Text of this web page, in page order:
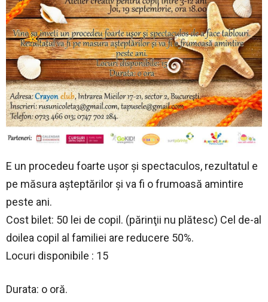
E un procedeu foarte uşor şi spectaculos, rezultatul e
pe măsura aşteptărilor şi va fi o frumoasă amintire
peste ani.
Cost bilet: 50 lei de copil. (părinţii nu plătesc) Cel de-al
doilea copil al familiei are reducere 50%.
Locuri disponibile : 15
Durata: o oră.